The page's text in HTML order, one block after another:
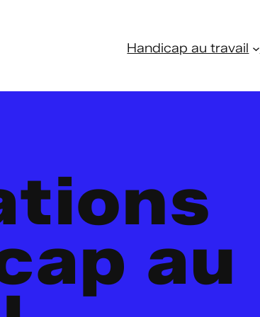
Handicap au travail
au